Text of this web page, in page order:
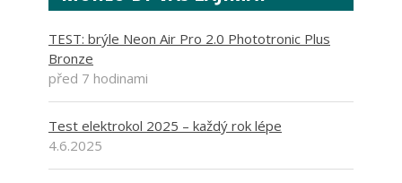
TEST: brýle Neon Air Pro 2.0 Phototronic Plus
Bronze
před 7 hodinami
Test elektrokol 2025 – každý rok lépe
4.6.2025